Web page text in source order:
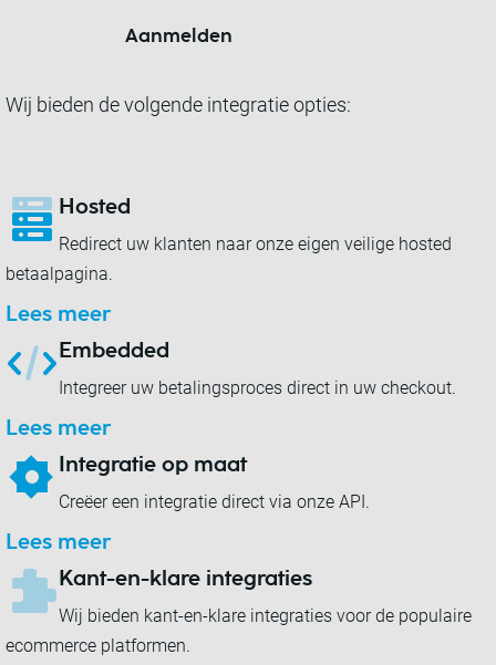
Aanmelden
Wij bieden de volgende integratie opties:
Hosted
Redirect uw klanten naar onze eigen veilige hosted
betaalpagina.
Lees meer
Embedded
Integreer uw betalingsproces direct in uw checkout.
Lees meer
Integratie op maat
Creëer een integratie direct via onze API.
Lees meer
Kant-en-klare integraties
Wij bieden kant-en-klare integraties voor de populaire
ecommerce platformen.